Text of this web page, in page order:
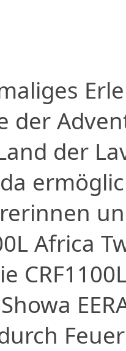
der
der
Africa